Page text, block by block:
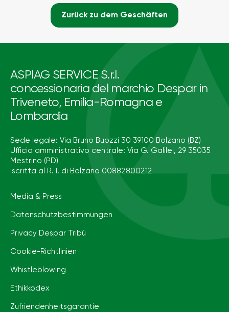
Zurück zu dem Geschäften
ASPIAG SERVICE S.r.l.
concessionaria del marchio Despar in
Triveneto, Emilia-Romagna e
Lombardia
Sede legale: Via Bruno Buozzi 30 39100 Bolzano (BZ)
Ufficio amministrativo centrale: Via G. Galilei, 29 35035
Mestrino (PD)
Iscritta al R. I. di Bolzano 00882800212
Media & Press
Datenschutzbestimmungen
Privacy Despar Tribù
Cookie-Richtlinien
Whistleblowing
Ethikkodex
Zufriendenheitsgarantie